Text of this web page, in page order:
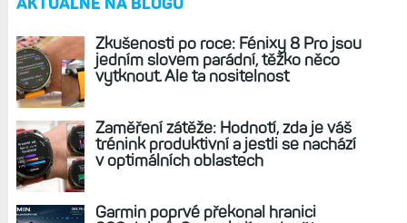
solárním dobíjením i AMOLED. Nechybí
potápěčské funkce